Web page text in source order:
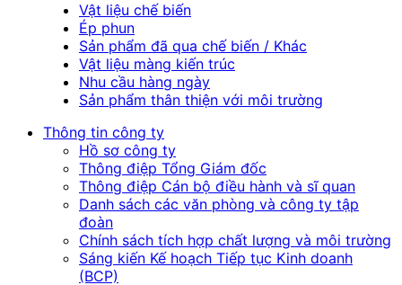
Vật liệu chế biến
Ép phun
Sản phẩm đã qua chế biến / Khác
Vật liệu màng kiến trúc
Nhu cầu hàng ngày
Sản phẩm thân thiện với môi trường
Thông tin công ty
Hồ sơ công ty
Thông điệp Tổng Giám đốc
Thông điệp Cán bộ điều hành và sĩ quan
Danh sách các văn phòng và công ty tập
đoàn
Chính sách tích hợp chất lượng và môi trường
Sáng kiến Kế hoạch Tiếp tục Kinh doanh
(BCP)